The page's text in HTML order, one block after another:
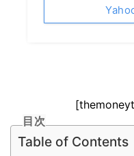
目次
Table of Contents